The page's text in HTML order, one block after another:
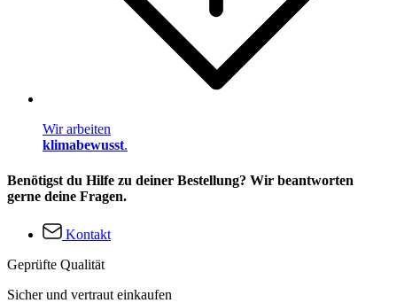
Wir arbeiten
klimabewusst.
Benötigst du Hilfe zu deiner Bestellung? Wir beantworten
gerne deine Fragen.
Kontakt
Geprüfte Qualität
Sicher und vertraut einkaufen